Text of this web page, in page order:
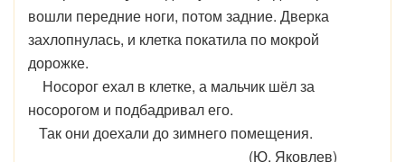
вошли передние ноги, потом задние. Дверка
захлопнулась, и клетка покатила по мокрой
дорожке.
Носорог ехал в клетке, а мальчик шёл за
носорогом и подбадривал его.
Так они доехали до зимнего помещения.
(Ю. Яковлев)